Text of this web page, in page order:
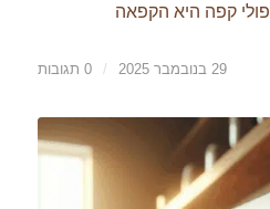
קפה היא הקפאה
29 בנובמבר 2025 / 0 תגובות